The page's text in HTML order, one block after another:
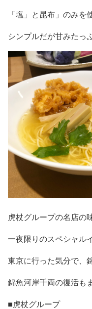
「塩」と昆布」のみを
シンプルだが甘みたっ
虎杖グループの名店の
一夜限りのスペシャル
東京に行った気分で、
錦魚河岸千両の復活も
■虎杖グループ